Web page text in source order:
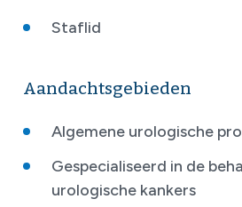
Staflid
Aandachtsgebieden
Algemene urologische
Gespecialiseerd in de
urologische kankers